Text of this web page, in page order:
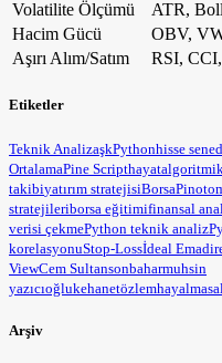
Volatilite Ölçümü
ATR,
Hacim Gücü
OBV,
Aşırı Alım/Satım
RSI,
Etiketler
Teknik AnalizaşkPythonhisse
OrtalamaPine Scripthayat
takibiyatırım stratejisiBorsaPin
stratejileriborsa eğitimifinansal
verisi çekmePython teknik analiz
korelasyonuStop-Lossİdeal Ema
ViewCem Sultansonbaharmuhsin
yazıcıoğlukehanetözlemhayal
Arşiv